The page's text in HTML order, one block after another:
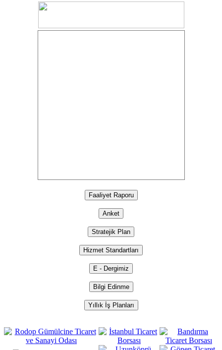
Faaliyet Raporu
Anket
Stratejik Plan
Hizmet Standartları
E - Dergimiz
Bilgi Edinme
Yıllık İş Planları